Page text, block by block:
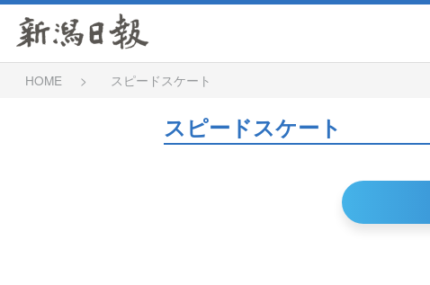
HOME スピードスケート
スピードスケート